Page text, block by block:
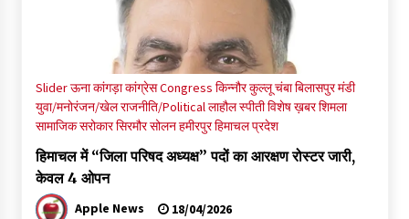
Sliderऊनाकांगड़ाकांग्रेस Congress किन्नौरकुल्लूचंबाबिलासपुरमंडी
युवा/मनोरंजन/खेलराजनीति/Politicalलाहौल स्पीतीविशेष ख़बरशिमला
सामाजिक सरोकारसिरमौरसोलनहमीरपुरहिमाचल प्रदेश
हिमाचल में “जिला परिषद अध्यक्ष” पदों का आरक्षण रोस्टर जारी,
केवल 4 ओपन
Apple News 18/04/2026